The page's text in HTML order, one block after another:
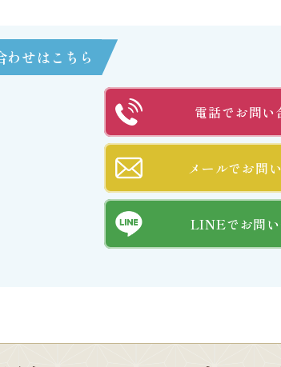
わせはこちら
電話でお問い
メールでお問
LINEでお問